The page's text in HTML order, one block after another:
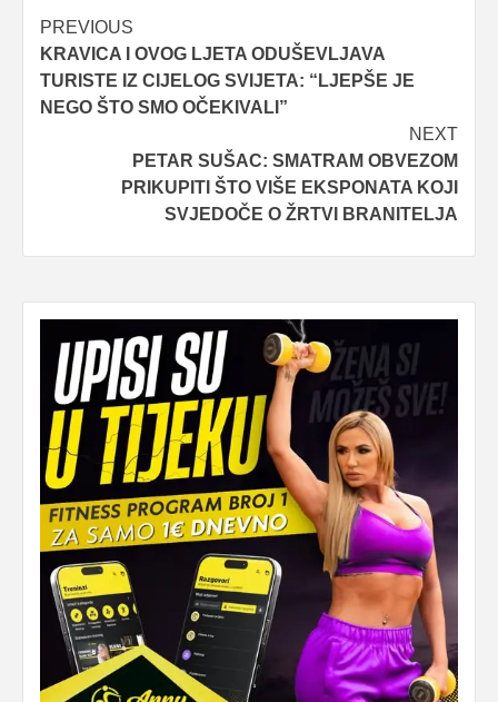
Post
navigation
PREVIOUS
KRAVICA I OVOG LJETA ODUŠEVLJAVA
TURISTE IZ CIJELOG SVIJETA: “LJEPŠE JE
NEGO ŠTO SMO OČEKIVALI”
NEXT
PETAR SUŠAC: SMATRAM OBVEZOM
PRIKUPITI ŠTO VIŠE EKSPONATA KOJI
SVJEDOČE O ŽRTVI BRANITELJA